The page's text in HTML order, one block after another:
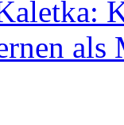
als